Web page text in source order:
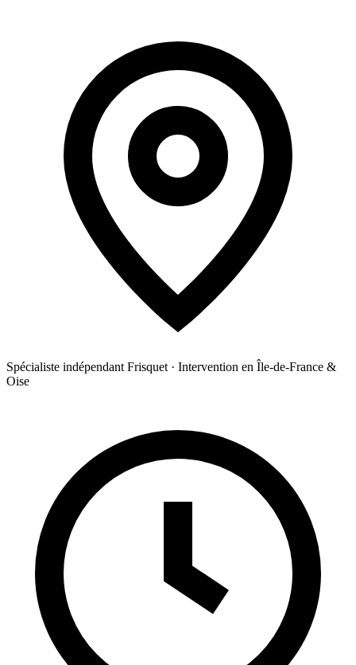
Spécialiste indépendant Frisquet · Intervention en Île-de-France &
Oise